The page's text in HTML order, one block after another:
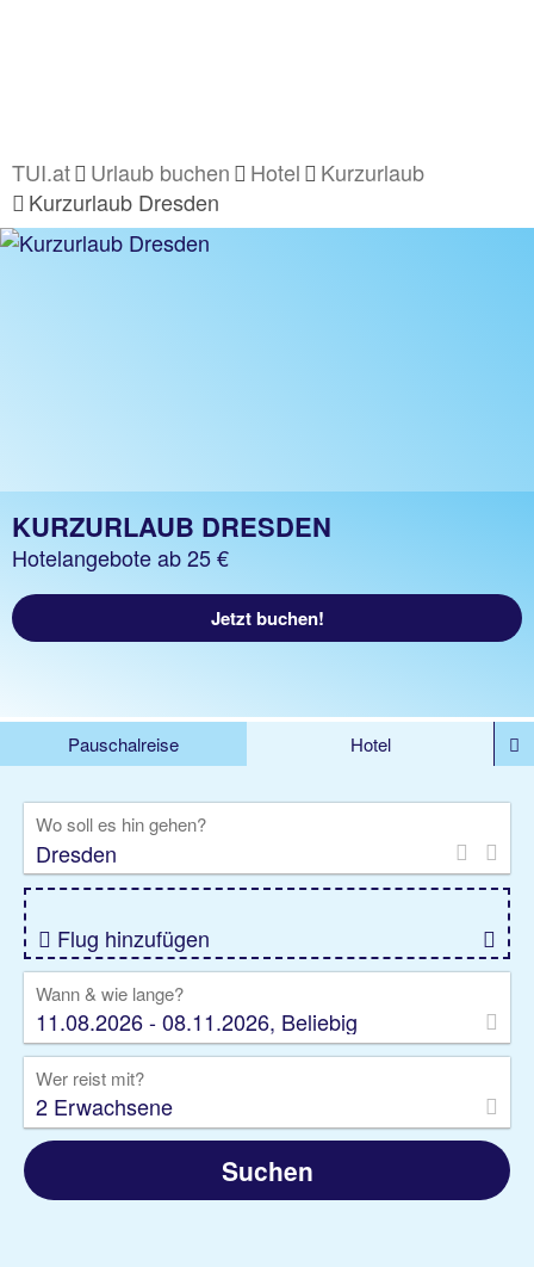
TUI.at Urlaub buchen Hotel
Kurzurlaub
Kurzurlaub Dresden
KURZURLAUB DRESDEN
Hotelangebote ab 25 €
Jetzt buchen!
Pauschalreise
Hotel
Rundreise
Kreuzfahrt
Gruppenreise
Camper Privattransfer
Wo soll es hin gehen?
Flug hinzufügen
Wann & wie lange?
11.08.2026 - 08.11.2026, Beliebig
Wer reist mit?
2 Erwachsene
Suchen